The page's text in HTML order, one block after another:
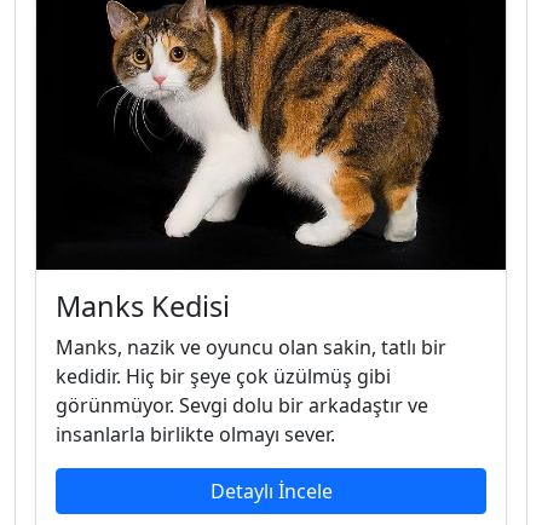
Manks Kedisi
Manks, nazik ve oyuncu olan sakin, tatlı bir
kedidir. Hiç bir şeye çok üzülmüş gibi
görünmüyor. Sevgi dolu bir arkadaştır ve
insanlarla birlikte olmayı sever.
Detaylı İncele